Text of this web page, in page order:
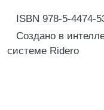
ISBN 978-5-4474-
Создано в
системе Ridero